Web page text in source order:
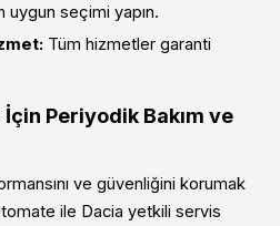
seçimi yapın.
Tüm hizmetler garanti
Periyodik Bakım ve
ve güvenliğini korumak
ile Dacia yetkili servis